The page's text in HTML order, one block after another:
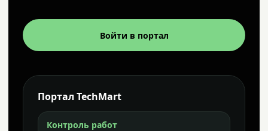
Войти в портал
Портал TechMart
Контроль работ